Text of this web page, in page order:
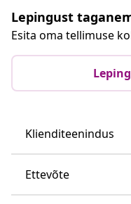
Lepingust
Esita oma tellimuse
Klienditeenindus
Ettevõte